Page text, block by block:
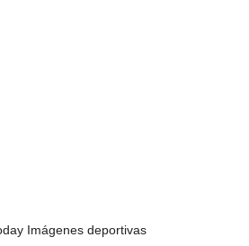
Imágenes deportivas